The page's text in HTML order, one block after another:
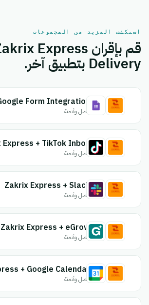
استكشف المزيد من المجموعات
Delivery بتطبيق آخر.
اتصل وأتمتة
Express + TikTok Inbox
اتصل وأتمتة
Zakrix Express + Slack
اتصل وأتمتة
Zakrix Express + eGrow
اتصل وأتمتة
+ Google Calendar
اتصل وأتمتة